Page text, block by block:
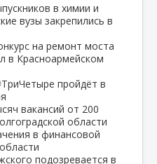
в химии и
вузы закрепились в
на ремонт моста
в Красноармейском
пройдёт в
вакансий от 200
области
в финансовой
подозревается в